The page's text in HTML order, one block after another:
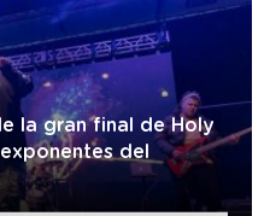
la gran final de Holy
del